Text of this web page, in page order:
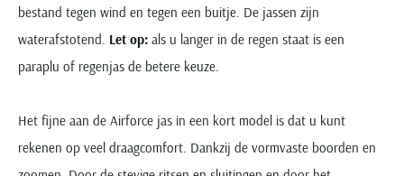
bestand tegen wind en tegen een buitje. De jassen zijn
waterafstotend. Let op: als u langer in de regen staat is een
paraplu of regenjas de betere keuze.
Het fijne aan de Airforce jas in een kort model is dat u kunt
rekenen op veel draagcomfort. Dankzij de vormvaste boorden en